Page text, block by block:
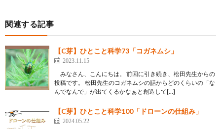
関連する記事
【C芽】ひとこと科学73「コガネムシ」
2023.11.15
みなさん、こんにちは。 前回に引き続き、松田先生からの
投稿です。 松田先生のコガネムシの話からどのくらいの「な
んでなんで」が出てくるかなぁと創造して[…]
【C芽】ひとこと科学100「ドローンの仕組み」
2024.05.22